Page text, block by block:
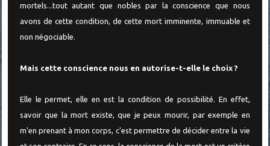
mortels...tout autant que nobles par la conscience que nous
avons de cette condition, de cette mort imminente, immuable et
non négociable.
Mais cette conscience nous en autorise-t-elle le choix ?
Elle le permet, elle en est la condition de possibilité. En effet,
savoir que la mort existe, que je peux mourir, par exemple en
m'en prenant à mon corps, c'est permettre de décider entre la vie